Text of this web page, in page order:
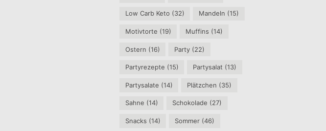
Low Carb Keto (32) Mandeln (15)
Motivtorte (19) Muffins (14)
Ostern (16) Party (22)
Partyrezepte (15) Partysalat (13)
Partysalate (14) Plätzchen (35)
Sahne (14) Schokolade (27)
Snacks (14) Sommer (46)